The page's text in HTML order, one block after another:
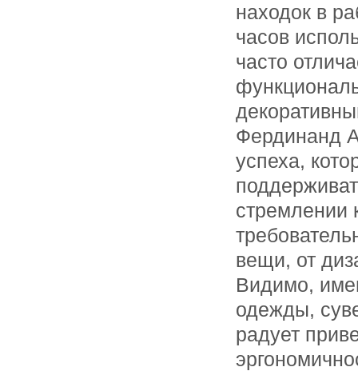
находок в
часов
часто
Фердинанд
успеха,
стремлении
вещи, от
Видимо,
одежды,
радует